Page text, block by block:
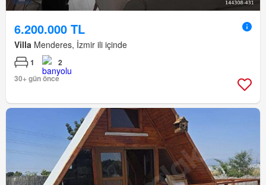
6.200.000 TL
Villa Menderes, İzmir ili içinde
1
2
30+ gün önce